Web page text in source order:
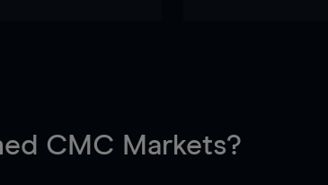
CMC Markets?